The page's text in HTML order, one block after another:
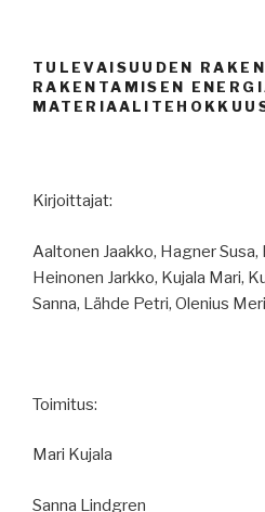
TULEVAISUUDEN
RAKENTAMISEN
Kirjoittajat:
Aaltonen Jaakko, Hagner Susa,
Heinonen Jarkko, Kujala Mari,
Sanna, Lähde Petri, Olenius
Toimitus:
Mari Kujala
Sanna Lindgren